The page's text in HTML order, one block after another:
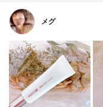
メグ